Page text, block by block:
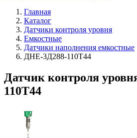
Главная
Каталог
Датчики контроля уровня
Емкостные
Датчики наполнения емкостные
ДНЕ-3Д288-110Т44
Датчик контроля
110Т44